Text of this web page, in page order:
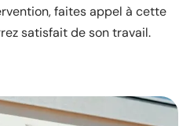
faites appel à cette
satisfait de son travail.